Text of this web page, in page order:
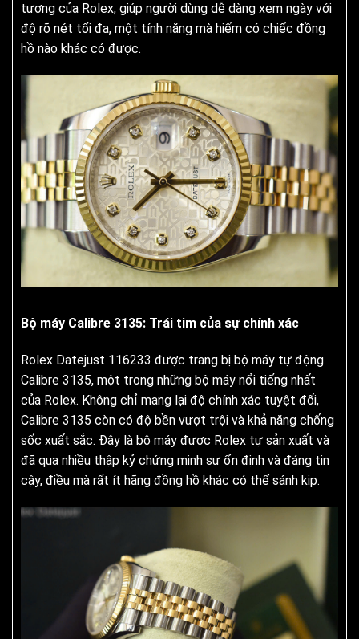
tượng của Rolex, giúp người dùng dễ dàng xem ngày với
độ rõ nét tối đa, một tính năng mà hiếm có chiếc đồng
hồ nào khác có được.
Bộ máy Calibre 3135: Trái tim của sự chính xác
Rolex Datejust 116233 được trang bị bộ máy tự động
Calibre 3135, một trong những bộ máy nổi tiếng nhất
của Rolex. Không chỉ mang lại độ chính xác tuyệt đối,
Calibre 3135 còn có độ bền vượt trội và khả năng chống
sốc xuất sắc. Đây là bộ máy được Rolex tự sản xuất và
đã qua nhiều thập kỷ chứng minh sự ổn định và đáng tin
cậy, điều mà rất ít hãng đồng hồ khác có thể sánh kịp.